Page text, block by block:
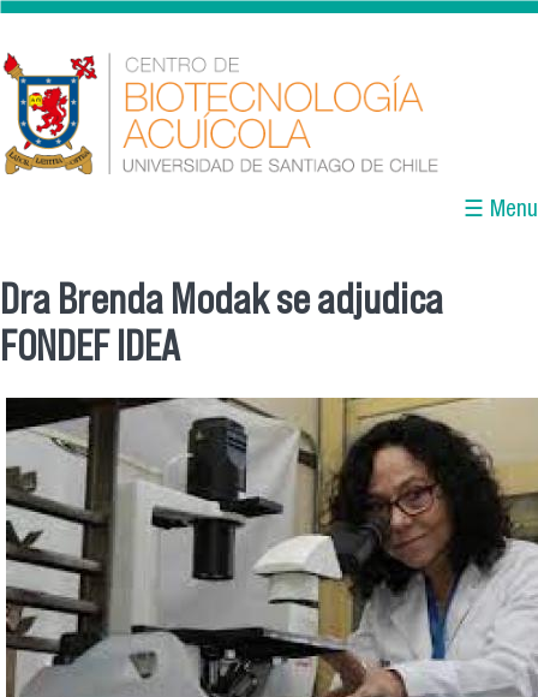
Pasar al contenido principal
☰ Menu
Se encuentra usted aquí
Dra Brenda Modak se adjudica
FONDEF IDEA